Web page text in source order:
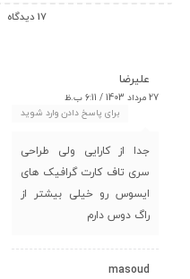
17 دیدگاه
علیرضا
27 مرداد 1403 / 6:11 ب.ظ
برای پاسخ دادن وارد شوید
جدا از کارایی ولی طراحی
سری تاف کارت گرافیک های
ایسوس رو خیلی بیشتر از
راگ دوس دارم
masoud